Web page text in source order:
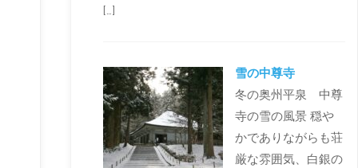
[…]
雪の中尊寺
冬の奥州平泉 中尊
寺の雪の風景 穏や
かでありながらも荘
厳な雰囲気、白銀の